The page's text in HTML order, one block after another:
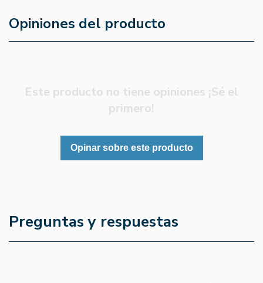
Opiniones del producto
Este producto no tiene opiniones ¡Sé el
primero!
Opinar sobre este producto
Preguntas y respuestas